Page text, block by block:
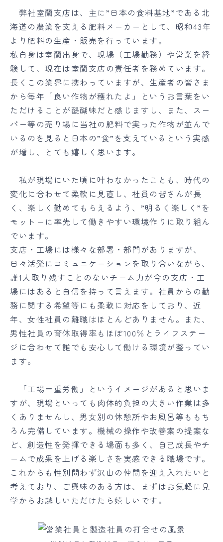
弊社室蘭支店は、主に”日本の食料基地”である北
海道の農業を支える肥料メーカーとして、昭和43年
より肥料の生産・販売を行っています。
私自身は室蘭出身で、現場（工場勤務）や営業を経
験して、現在は室蘭支店の責任者を務めています。
長くこの業界に携わっていますが、生産者の皆さま
から毎年「良い作物が穫れたよ」というお言葉をい
ただけることが醍醐味だと感じますし、また、スー
パー等の売り場に当社の肥料で実った作物が並んで
いるのを見ると日本の”食”を支えているという実感
が増し、とても嬉しく思います。
私が現場にいた頃に叶わなかったことも、時代の
変化に合わせて柔軟に見直し、社員の皆さんが長
く、楽しく勤めてもらえるよう、”明るく楽しく”を
モットーに率先して働きやすい環境作りに取り組ん
でいます。
支店・工場には様々な部署・部門がありますが、
日々活発にコミュニケーションを取り合いながら、
誰1人取り残すことのないチーム力が今の支店・工
場にはあると自信を持って言えます。社員からの勤
務に関する希望等にも柔軟に対応をしており、近
年、女性社員の離職はほとんどありません。また、
男性社員の育休取得率もほぼ100％とライフステー
ジに合わせて誰でも安心して働ける環境が整ってい
ます。
「工場＝重労働」というイメージがあると思いま
すが、現場といっても肉体的負担の大きい作業は多
くありませんし、男女別の休憩所やお風呂等ももち
ろん完備しています。機械の操作や改善案の提案な
ど、創造性を発揮できる場面も多く、自己成長やチ
ームで成果を上げる楽しさを実感できる職場です。
これからも性別問わず沢山の仲間を迎え入れたいと
考えており、ご興味のある方は、まずはお気軽に見
学からお越しいただけたら嬉しいです。